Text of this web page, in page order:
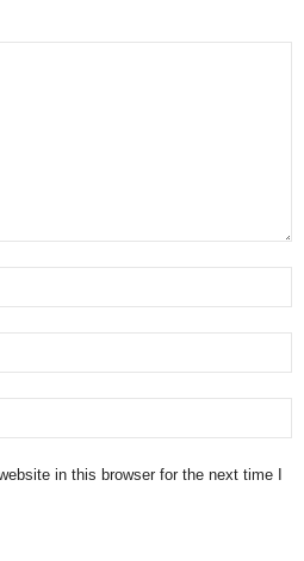
in this browser for the next time I